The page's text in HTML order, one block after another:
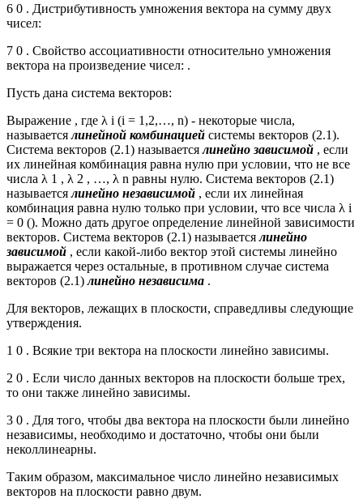
6 0 . Дистрибутивность умножения вектора на сумму двух
чисел:
7 0 . Свойство ассоциативности относительно умножения
вектора на произведение чисел: .
Пусть дана система векторов:
Выражение , где λ i (i = 1,2,…, n) - некоторые числа,
называетсялинейной комбинацией системы векторов (2.1).
Система векторов (2.1) называетсялинейно зависимой , если
их линейная комбинация равна нулю при условии, что не все
числа λ 1 , λ 2 , …, λ n равны нулю. Система векторов (2.1)
называетсялинейно независимой , если их линейная
комбинация равна нулю только при условии, что все числа λ i
= 0 (). Можно дать другое определение линейной зависимости
векторов. Система векторов (2.1) называетсялинейно
зависимой , если какой-либо вектор этой системы линейно
выражается через остальные, в противном случае система
векторов (2.1)линейно независима .
Для векторов, лежащих в плоскости, справедливы следующие
утверждения.
1 0 . Всякие три вектора на плоскости линейно зависимы.
2 0 . Если число данных векторов на плоскости больше трех,
то они также линейно зависимы.
3 0 . Для того, чтобы два вектора на плоскости были линейно
независимы, необходимо и достаточно, чтобы они были
неколлинеарны.
Таким образом, максимальное число линейно независимых
векторов на плоскости равно двум.